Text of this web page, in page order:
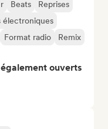
Beats
Reprises
électroniques
Format radio
Remix
ouverts